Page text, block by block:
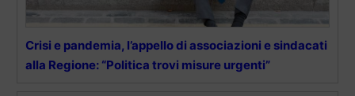
Crisi e pandemia, l’appello di associazioni e sindacati
alla Regione: “Politica trovi misure urgenti”